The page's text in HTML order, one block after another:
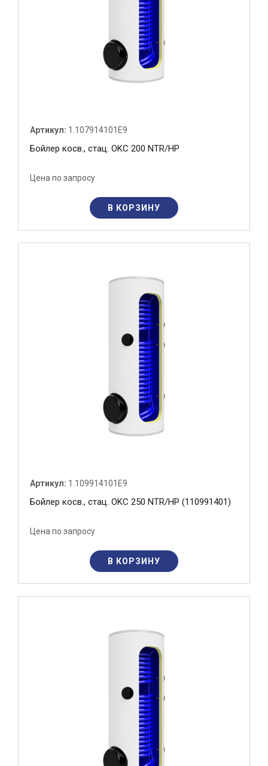
Артикул: 1.107914101E9
Бойлер косв., стац. OKC 200 NTR/HP
Цена по запросу
В КОРЗИНУ
Артикул: 1.109914101E9
Бойлер косв., стац. OKC 250 NTR/HP (110991401)
Цена по запросу
В КОРЗИНУ